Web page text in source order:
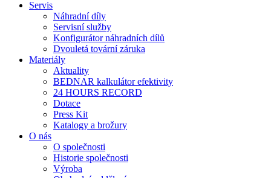
Servis
Náhradní díly
Servisní služby
Konfigurátor náhradních dílů
Dvouletá tovární záruka
Materiály
Aktuality
BEDNAR kalkulátor efektivity
24 HOURS RECORD
Dotace
Press Kit
Katalogy a brožury
O nás
O společnosti
Historie společnosti
Výroba